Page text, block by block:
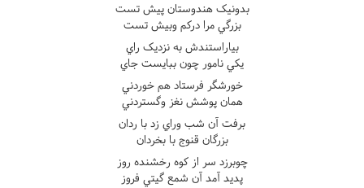
بدونيک هندوستان پيش تست
بزرگي مرا درکم وبيش تست
بياراستندش به نزديک راي
يکي نامور چون ببايست جاي
خورشگر فرستاد هم خوردني
همان پوشش نغز وگستردني
برفت آن شب وراي زد با ردان
بزرگان قنوج با بخردان
چوبرزد سر از کوه رخشنده روز
پديد آمد آن شمع گيتي فروز